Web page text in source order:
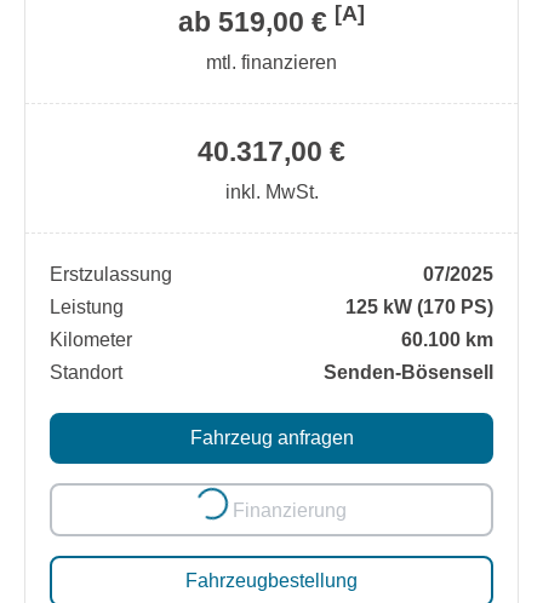
40.317,00 €
inkl. MwSt.
ab 519,00 € [A]
mtl. finanzieren
Erstzulassung
07/2025
Leistung
125 kW (170 PS)
Kilometer
60.100 km
Standort
Senden-Bösensell
Fahrzeug anfragen
Loading... Finanzierung
Fahrzeugbestellung